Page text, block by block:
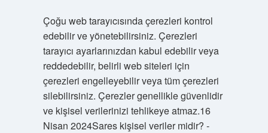
Çoğu web tarayıcısında çerezleri kontrol
edebilir ve yönetebilirsiniz. Çerezleri
tarayıcı ayarlarınızdan kabul edebilir veya
reddedebilir, belirli web siteleri için
çerezleri engelleyebilir veya tüm çerezleri
silebilirsiniz. Çerezler genellikle güvenlidir
ve kişisel verilerinizi tehlikeye atmaz.16
Nisan 2024Sares kişisel veriler midir? -